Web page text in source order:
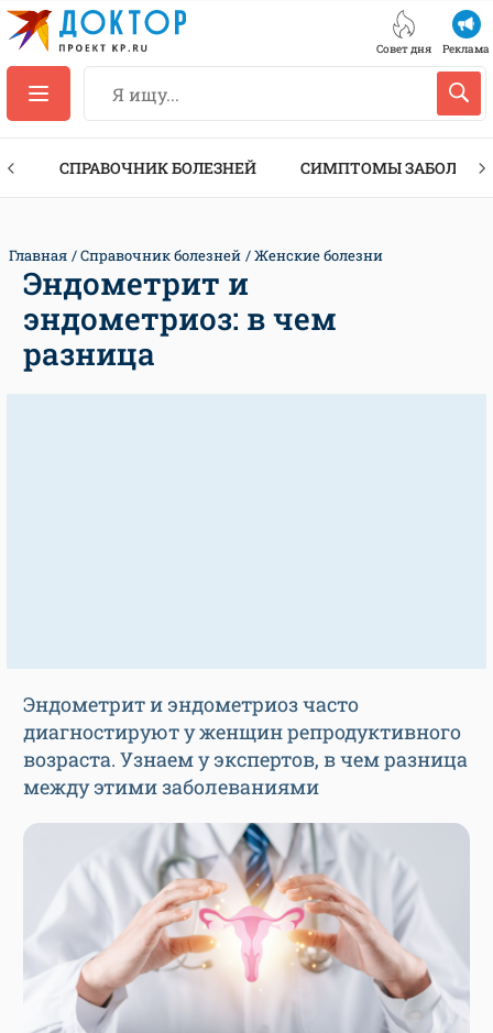
Совет дня Реклама
СПРАВОЧНИК БОЛЕЗНЕЙ СИМПТОМЫ
Главная Справочник болезней Женские болезни
Эндометрит и
эндометриоз: в чем
разница
Эндометрит и эндометриоз часто
диагностируют у женщин репродуктивного
возраста. Узнаем у экспертов, в чем разница
между этими заболеваниями